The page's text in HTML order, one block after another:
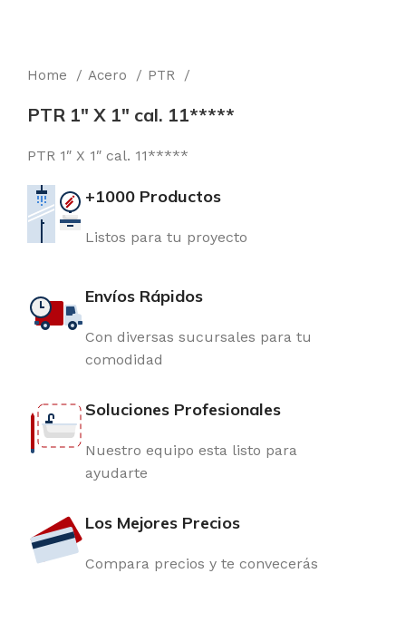
Home Acero PTR
PTR 1″ X 1″ cal. 11*****
PTR 1″ X 1″ cal. 11*****
+1000 Productos
Listos para tu proyecto
Envíos Rápidos
Con diversas sucursales para tu
comodidad
Soluciones Profesionales
Nuestro equipo esta listo para
ayudarte
Los Mejores Precios
Compara precios y te convecerás